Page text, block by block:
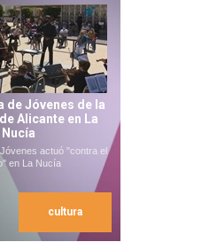
de Jóvenes de la
Alicante en La
Nucía
actuó "contra el
en La Nucía
cultura